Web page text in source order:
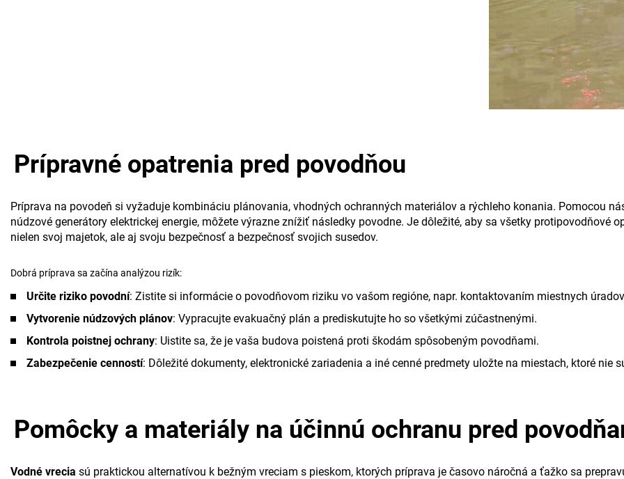
Prípravné opatrenia pred povodňou
Príprava na povodeň si vyžaduje kombináciu plánovania, vhodných ochranných materiálov a rýchleho konania. Pomocou
núdzové generátory elektrickej energie, môžete výrazne znížiť následky povodne. Je dôležité, aby sa všetky protipovodňové
nielen svoj majetok, ale aj svoju bezpečnosť a bezpečnosť svojich susedov.
Dobrá príprava sa začína analýzou rizík:
Určite riziko povodní: Zistite si informácie o povodňovom riziku vo vašom regióne, napr. kontaktovaním miestnych
Vytvorenie núdzových plánov: Vypracujte evakuačný plán a prediskutujte ho so všetkými zúčastnenými.
Kontrola poistnej ochrany: Uistite sa, že je vaša budova poistená proti škodám spôsobeným povodňami.
Zabezpečenie cenností: Dôležité dokumenty, elektronické zariadenia a iné cenné predmety uložte na miestach, ktoré nie
Pomôcky a materiály na účinnú ochranu pred
Vodné vrecia sú praktickou alternatívou k bežným vreciam s pieskom, ktorých príprava je časovo náročná a ťažko sa